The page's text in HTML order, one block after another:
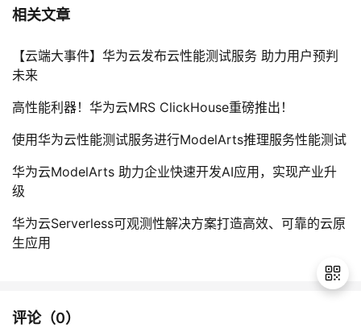
相关文章
【云端大事件】华为云发布云性能测试服务 助力用户预判
未来
高性能利器！华为云MRS ClickHouse重磅推出！
使用华为云性能测试服务进行ModelArts推理服务性能测试
华为云ModelArts 助力企业快速开发AI应用，实现产业升
级
华为云Serverless可观测性解决方案打造高效、可靠的云原
生应用
评论（0）